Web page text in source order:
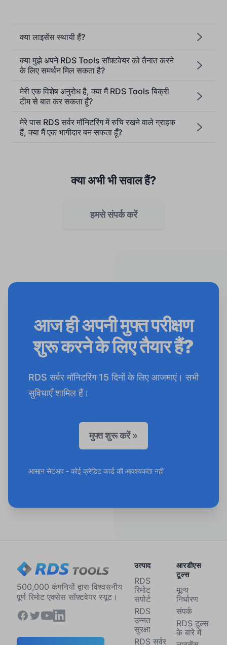
क्या लाइसेंस स्थायी हैं?
क्या मुझे अपने RDS Tools सॉफ़्टवेयर को तैनात करने
के लिए समर्थन मिल सकता है?
मेरी एक विशेष अनुरोध है, क्या मैं RDS Tools बिक्री
टीम से बात कर सकता हूँ?
मेरे पास RDS सर्वर मॉनिटरिंग में रुचि रखने वाले ग्राहक
हैं, क्या मैं एक भागीदार बन सकता हूँ?
क्या अभी भी सवाल हैं?
हमसे संपर्क करें
आज ही अपनी मुफ्त परीक्षण
शुरू करने के लिए तैयार हैं?
RDS सर्वर मॉनिटरिंग 15 दिनों के लिए आजमाएं। सभी
सुविधाएँ शामिल हैं।
मुफ्त शुरू करें »
आसान सेटअप - कोई क्रेडिट कार्ड की आवश्यकता नहीं
500,000 कंपनियों द्वारा विश्वसनीय
पूर्ण रिमोट एक्सेस सॉफ़्टवेयर स्यूट।
उत्पाद
RDS
रिमोट
सपोर्ट
RDS
उन्नत
सुरक्षा
RDS सर्वर
आरडीएस
टूल्स
मूल्य
निर्धारण
संपर्क
RDS टूल्स
के बारे में